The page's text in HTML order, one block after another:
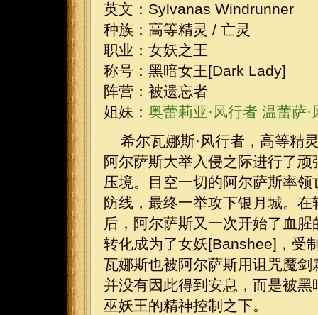
英文：Sylvanas Windrunner
种族：高等精灵 / 亡灵
职业：女妖之王
称号：黑暗女王[Dark Lady]
阵营：被遗忘者
姐妹： 奥蕾莉亚·风行者 温蕾萨·
希尔瓦娜斯·风行者，高等精
阿尔萨斯大举入侵之际进行了
压境。目空一切的阿尔萨斯率
防线，最终一举攻下银月城。 在
后，阿尔萨斯又一次开始了血
转化成为了女妖[Banshee]，受
瓦娜斯也被阿尔萨斯用诅咒魔
并没有因此得到安息，而是被
巫妖王的精神控制之下。